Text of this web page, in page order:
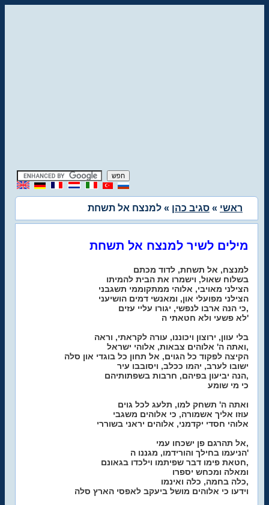
ראשי » סגיב כהן » למנצח אל תשחת
מילים לשיר למנצח אל תשחת
למנצח, אל תשחת, לדוד מכתם
בשלוח שאול, וישמרו את הבית להמיתו
הצילני מאויבי, אלוהי ממתקוממי תשגבני
הצילני מפועלי און, ומאנשי דמים הושיעני
כי הנה ארבו לנפשי, יגורו עליי עזים,
לא פשעי ולא חטאתי ה'
בלי עוון, ירוצון ויכוננו, עורה לקראתי, וראה
ואתה ה' אלוהים צבאות, אלוהי ישראל,
הקיצה לפקוד כל הגוים, אל תחון כל בוגדי און סלה
ישובו לערב, יהמו ככלב, ויסובבו עיר
הנה יביעון בפיהם, חרבות בשפתותיהם,
כי מי שומע
ואתה ה' תשחק למו, תלעג לכל גוים
עוזו אליך אשמורה, כי אלוהים משגבי
אלוהי חסדי יקדמני, אלוהים יראני בשוררי
אל תהרגם פן ישכחו עמי,
הניעמו בחילך והורידמו, מגננו ה'
חטאת פימו דבר שפיתמו וילכדו בגאונם,
ומאלה ומכחש יספרו
כלה בחמה, כלה ואינמו,
וידעו כי אלוהים מושל ביעקב לאפסי הארץ סלה